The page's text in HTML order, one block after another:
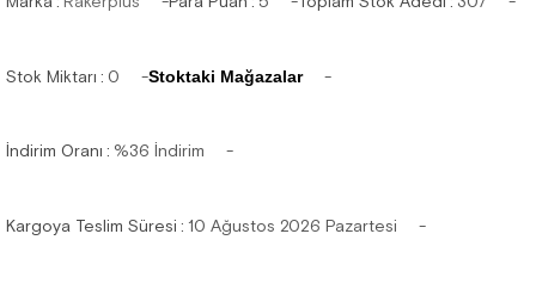
Stok Miktarı : 0 Stoktaki Mağazalar
İndirim Oranı : %36 İndirim
Kargoya Teslim Süresi : 10 Ağustos 2026 Pazartesi